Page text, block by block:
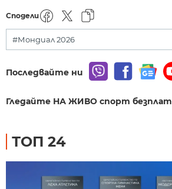
Сподели
#Мондиал 2026
Последвайте ни
Гледайте НА ЖИВО спорт
ТОП 24